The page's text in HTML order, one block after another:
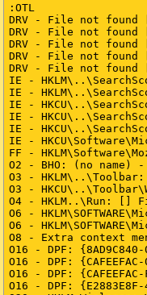
:OTL
DRV - File not found
DRV - File not found
DRV - File not found
DRV - File not found
DRV - File not found
IE -
IE -
IE -
IE -
IE -
IE -
FF -
O2 - BHO: (no name) -
O3 -
O3 -
O4 - HKLM..\Run: []
O6 -
O6 -
O8 - Extra context
O16 - DPF:
O16 - DPF:
O16 - DPF:
O16 - DPF: